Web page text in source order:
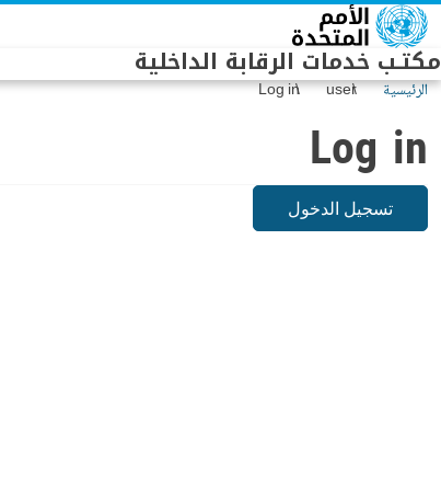
Skip to main content
مكتـب خدمات الرقابة الداخلية
الرئيسية user
Log in
Log in
تسجيل الدخول